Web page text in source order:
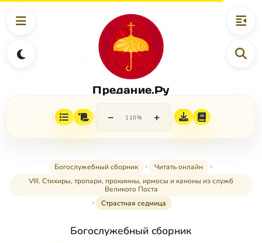
Предание.Ру
− 110% +
Богослужебный сборник
Читать онлайн
VIII. Стихиры, тропари, прокимны, ирмосы и каноны из служб
Великого Поста
Страстная седмица
Богослужебный сборник